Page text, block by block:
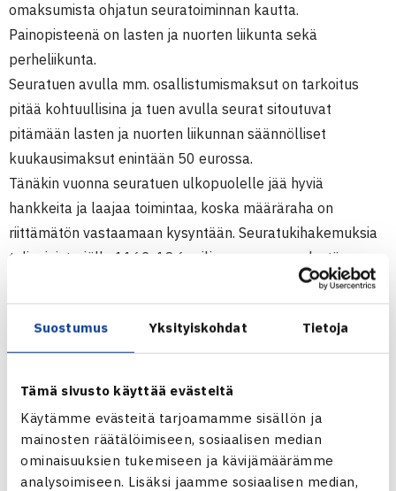
Suostumus Yksityiskohdat Tietoja
Tämä sivusto käyttää evästeitä
Käytämme evästeitä tarjoamamme sisällön ja
mainosten räätälöimiseen, sosiaalisen median
ominaisuuksien tukemiseen ja kävijämäärämme
analysoimiseen. Lisäksi jaamme sosiaalisen median,
omaksumista ohjatun seuratoiminnan kautta.
Painopisteenä on lasten ja nuorten liikunta sekä
perheliikunta.
Seuratuen avulla mm. osallistumismaksut on tarkoitus
pitää kohtuullisina ja tuen avulla seurat sitoutuvat
pitämään lasten ja nuorten liikunnan säännölliset
kuukausimaksut enintään 50 eurossa.
Tänäkin vuonna seuratuen ulkopuolelle jää hyviä
hankkeita ja laajaa toimintaa, koska määräraha on
riittämätön vastaamaan kysyntään. Seuratukihakemuksia
tuli ministeriölle 1162, 18,6 miljoonan euron edestä.
Tennisseuroista tukea haki 26 seuraa. Tukea myönnettiin
seitsemälle seuralle. Niistä jatkohankkeita oli neljä ja
uusia tuen saajia kolme, Lohja-Tennis, Rovaniemen
Verkkopalloseura ja Tennis Club Pyynikki Tampereelta.
Seuratukea saavat tennisseurat 2014
Karjalan Tennis, Joensuu 25 000?
Kuopion Tennisseura, 10 000?
Lahden Verkkopalloseura, 21 000?